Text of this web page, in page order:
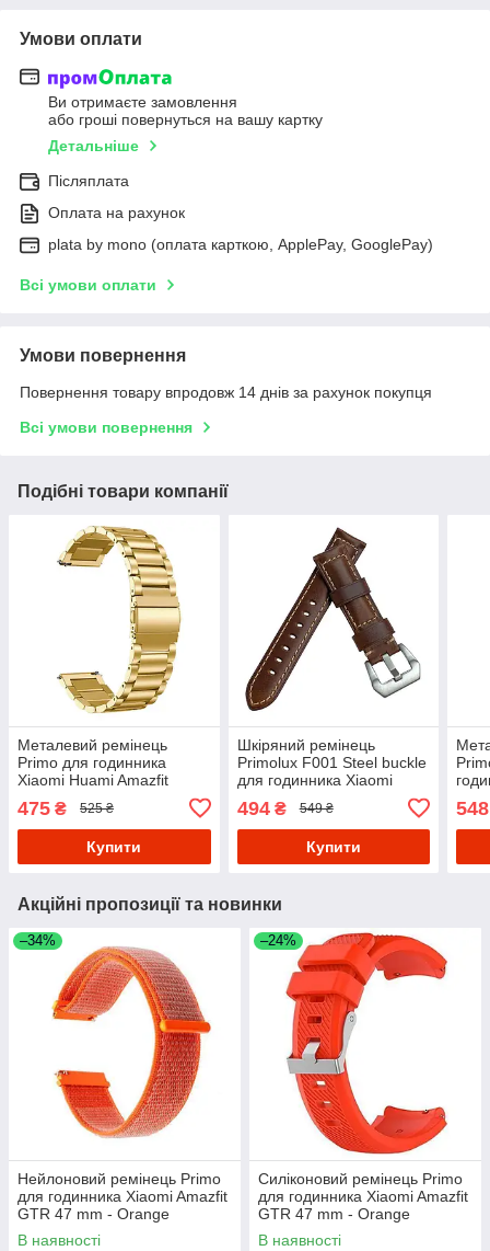
Умови оплати
Ви отримаєте замовлення
або гроші повернуться на вашу картку
Детальніше
Післяплата
Оплата на рахунок
plata by mono (оплата карткою, ApplePay, GooglePay)
Всі умови оплати
Умови повернення
Повернення товару впродовж 14 днів за рахунок покупця
Всі умови повернення
Подібні товари компанії
Металевий ремінець
Primo для годинника
Xiaomi Huami Amazfit
Stratos - Gold
475 ₴ 525 ₴
Купити
Шкіряний ремінець
Primolux F001 Steel buckle
для годинника Xiaomi
Amazfit GTR 47 mm / Lite
47 mm - Brown
494₴ 549 ₴
Купити
548
Акційні пропозиції та новинки
–34%
Нейлоновий ремінець Primo
для годинника Xiaomi Amazfit
GTR 47 mm - Orange
В наявності
–24%
Силіконовий ремінець Primo
для годинника Xiaomi Amazfit
GTR 47 mm - Orange
В наявності